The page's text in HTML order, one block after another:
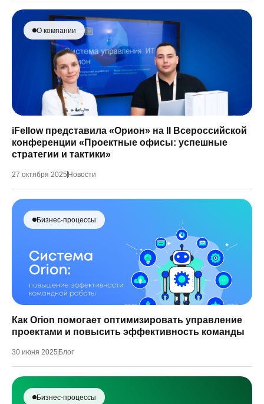
О компании
iFellow представила «Орион» на II Всероссийской
конференции «Проектные офисы: успешные
стратегии и тактики»
27 октября 2025 Новости
Бизнес-процессы
Как Orion помогает оптимизировать управление
проектами и повысить эффективность команды
30 июня 2025 Блог
Бизнес-процессы